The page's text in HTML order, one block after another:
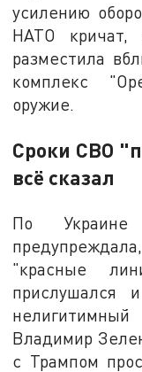
усилению
НАТО кричат,
разместила
комплекс
оружие.
Сроки СВО
всё сказал
По Украине
"красные
прислушался
Владимир
с Трампом